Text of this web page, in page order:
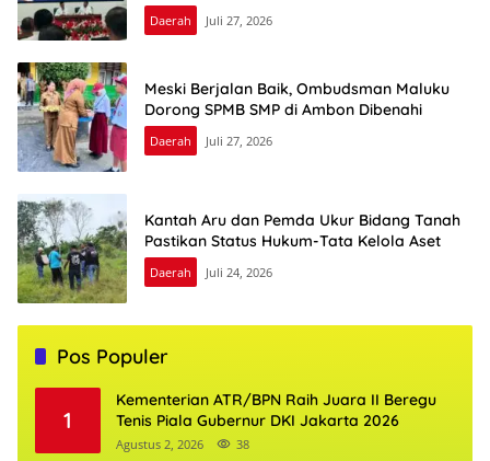
Daerah Juli 27, 2026
Meski Berjalan Baik, Ombudsman Maluku
Dorong SPMB SMP di Ambon Dibenahi
Daerah Juli 27, 2026
Kantah Aru dan Pemda Ukur Bidang Tanah
Pastikan Status Hukum-Tata Kelola Aset
Daerah Juli 24, 2026
Pos Populer
1
Kementerian ATR/BPN Raih Juara II Beregu
Tenis Piala Gubernur DKI Jakarta 2026
Agustus 2, 2026 38